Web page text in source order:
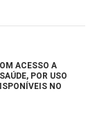
ACESSO A
POR USO
NO